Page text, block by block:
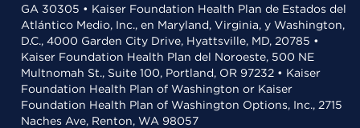
GA 30305 • Kaiser Foundation Health Plan de Estados del
Atlántico Medio, Inc., en Maryland, Virginia, y Washington,
D.C., 4000 Garden City Drive, Hyattsville, MD, 20785 •
Kaiser Foundation Health Plan del Noroeste, 500 NE
Multnomah St., Suite 100, Portland, OR 97232 • Kaiser
Foundation Health Plan of Washington or Kaiser
Foundation Health Plan of Washington Options, Inc., 2715
Naches Ave, Renton, WA 98057